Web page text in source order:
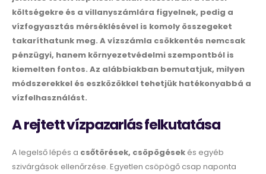
költségekre és a villanyszámlára figyelnek, pedig a
vízfogyasztás mérséklésével is komoly összegeket
takaríthatunk meg. A vízszámla csökkentés nemcsak
pénzügyi, hanem környezetvédelmi szempontból is
kiemelten fontos. Az alábbiakban bemutatjuk, milyen
módszerekkel és eszközökkel tehetjük hatékonyabbá a
vízfelhasználást.
A rejtett vízpazarlás felkutatása
A legelső lépés a csőtörések, csöpögések és egyéb
szivárgások ellenőrzése. Egyetlen csöpögő csap naponta